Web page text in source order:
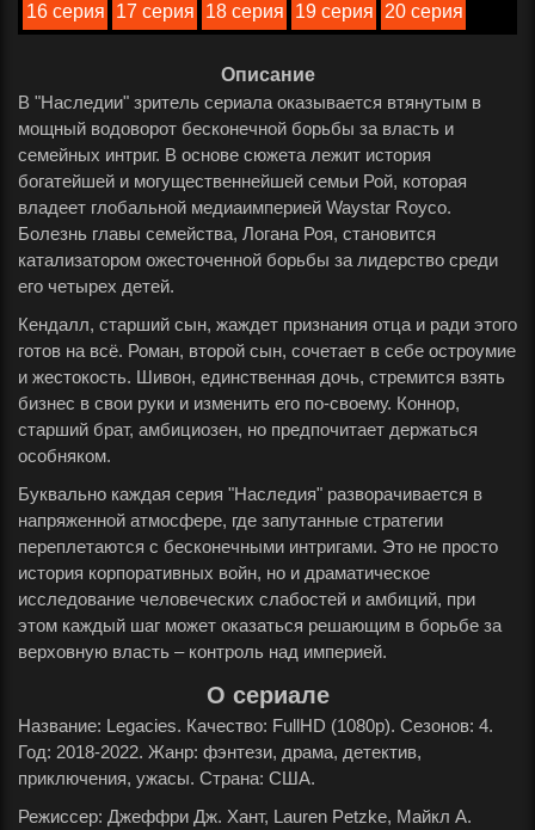
16 серия
17 серия 18 серия 19 серия 20 серия
Описание
В "Наследии" зритель сериала оказывается втянутым в
мощный водоворот бесконечной борьбы за власть и
семейных интриг. В основе сюжета лежит история
богатейшей и могущественнейшей семьи Рой, которая
владеет глобальной медиаимперией Waystar Royco.
Болезнь главы семейства, Логана Роя, становится
катализатором ожесточенной борьбы за лидерство среди
его четырех детей.
Кендалл, старший сын, жаждет признания отца и ради этого
готов на всё. Роман, второй сын, сочетает в себе остроумие
и жестокость. Шивон, единственная дочь, стремится взять
бизнес в свои руки и изменить его по-своему. Коннор,
старший брат, амбициозен, но предпочитает держаться
особняком.
Буквально каждая серия "Наследия" разворачивается в
напряженной атмосфере, где запутанные стратегии
переплетаются с бесконечными интригами. Это не просто
история корпоративных войн, но и драматическое
исследование человеческих слабостей и амбиций, при
этом каждый шаг может оказаться решающим в борьбе за
верховную власть – контроль над империей.
О сериале
Название: Legacies. Качество: FullHD (1080p). Сезонов: 4.
Год: 2018-2022. Жанр: фэнтези, драма, детектив,
приключения, ужасы. Страна: США.
Режиссер: Джеффри Дж. Хант, Lauren Petzke, Майкл А.